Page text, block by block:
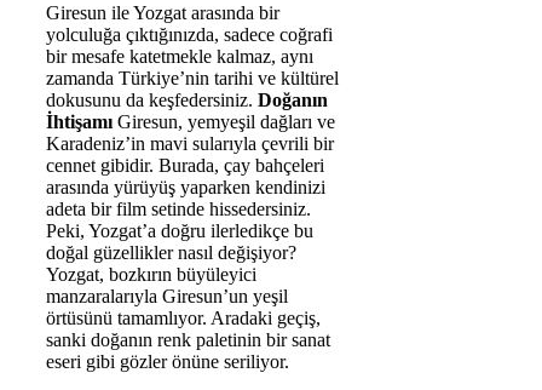
Giresun ile Yozgat arasında bir
yolculuğa çıktığınızda, sadece coğrafi
bir mesafe katetmekle kalmaz, aynı
zamanda Türkiye’nin tarihi ve kültürel
dokusunu da keşfedersiniz. Doğanın
İhtişamı Giresun, yemyeşil dağları ve
Karadeniz’in mavi sularıyla çevrili bir
cennet gibidir. Burada, çay bahçeleri
arasında yürüyüş yaparken kendinizi
adeta bir film setinde hissedersiniz.
Peki, Yozgat’a doğru ilerledikçe bu
doğal güzellikler nasıl değişiyor?
Yozgat, bozkırın büyüleyici
manzaralarıyla Giresun’un yeşil
örtüsünü tamamlıyor. Aradaki geçiş,
sanki doğanın renk paletinin bir sanat
eseri gibi gözler önüne seriliyor.